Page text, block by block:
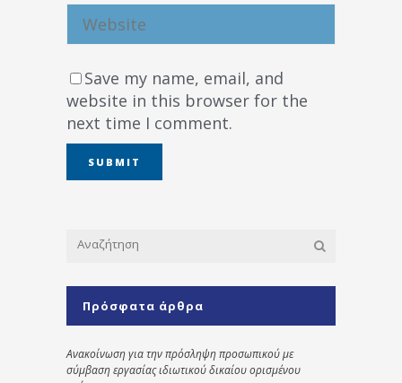
Save my name, email, and
website in this browser for the
next time I comment.
Πρόσφατα άρθρα
Ανακοίνωση για την πρόσληψη προσωπικού με
σύμβαση εργασίας ιδιωτικού δικαίου ορισμένου